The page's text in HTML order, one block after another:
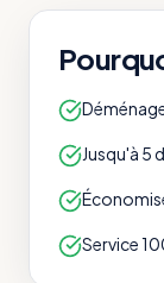
Jusqu'à 5
Service